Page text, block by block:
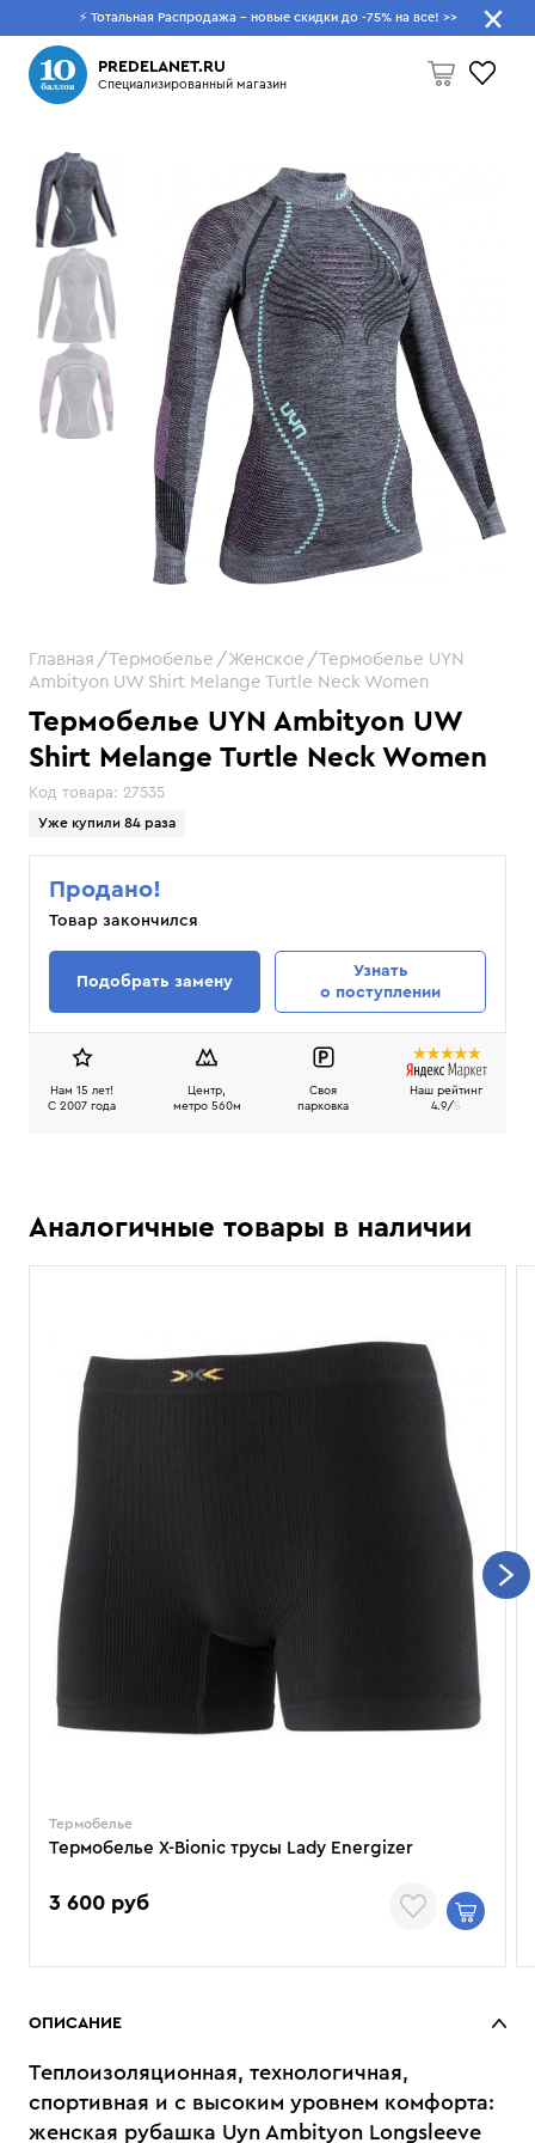
⚡ Тотальная Распродажа - новые скидки до -75% на все! >>
PREDELANET.RU
Специализированный магазин
Пусто
Что будем искать?
Термобелье UYN Ambityon UW
Shirt Melange Turtle Neck Women
Код товара: 27535
Уже купили 84 раза
Главная Термобелье Женское
Термобелье UYN
Ambityon UW Shirt Melange Turtle Neck Women
Продано!
Товар закончился
Подобрать замену
Узнать
о поступлении
Нам 15 лет!
C 2007 года
Центр,
метро 560м
Своя
парковка
Наш рейтинг
4.9/5
Аналогичные товары в наличии
Термобелье
Термобелье X-Bionic трусы Lady Energizer
3 600 руб
ОПИСАНИЕ
Теплоизоляционная, технологичная,
спортивная и с высоким уровнем комфорта:
женская рубашка Uyn Ambityon Longsleeve